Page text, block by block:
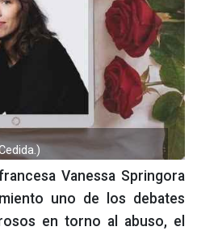
Vanessa Springora
uno de los debates
en torno al abuso, el